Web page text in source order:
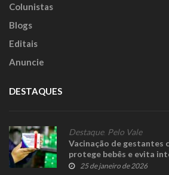
Colunistas
Blogs
Editais
Anuncie
DESTAQUES
Destaque, Pelo Vale
Vacinação de
protege bebês e evita
25 de janeiro de 2026